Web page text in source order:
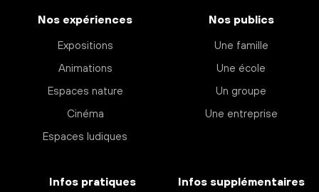
Nos expériences
Expositions
Animations
Espaces nature
Cinéma
Espaces ludiques
Nos publics
Une famille
Une école
Un groupe
Une entreprise
Infos pratiques Infos supplémentaires